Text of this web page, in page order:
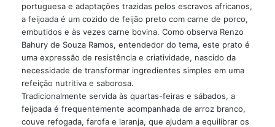
portuguesa e adaptações trazidas pelos escravos africanos,
a feijoada é um cozido de feijão preto com carne de porco,
embutidos e às vezes carne bovina. Como observa Renzo
Bahury de Souza Ramos, entendedor do tema, este prato é
uma expressão de resistência e criatividade, nascido da
necessidade de transformar ingredientes simples em uma
refeição nutritiva e saborosa.
Tradicionalmente servida às quartas-feiras e sábados, a
feijoada é frequentemente acompanhada de arroz branco,
couve refogada, farofa e laranja, que ajudam a equilibrar os